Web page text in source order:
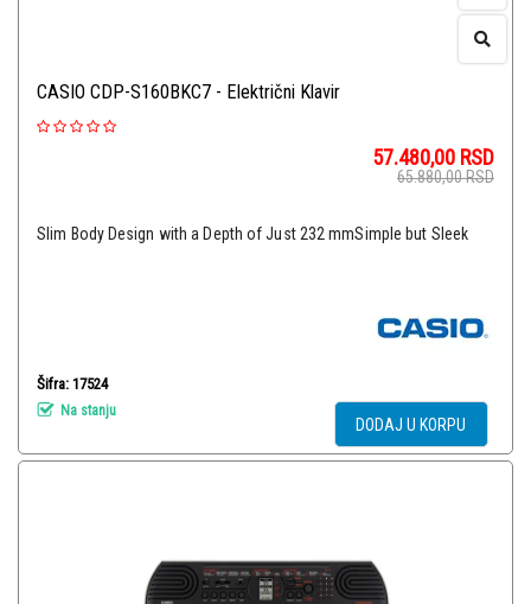
CASIO CDP-S160BKC7 - Električni Klavir
57.480,00 RSD
65.880,00RSD
Slim Body Design with a Depth of Just 232 mmSimple but Sleek
Šifra: 17524
Na stanju
DODAJ U KORPU